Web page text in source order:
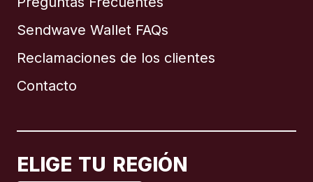
Sendwave Wallet FAQs
Reclamaciones de los clientes
Contacto
ELIGE TU REGIÓN
Brasil